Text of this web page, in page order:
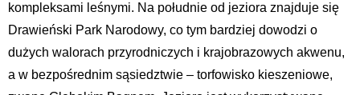
kompleksami leśnymi. Na południe od jeziora znajduje się
Drawieński Park Narodowy, co tym bardziej dowodzi o
dużych walorach przyrodniczych i krajobrazowych akwenu,
a w bezpośrednim sąsiedztwie – torfowisko kieszeniowe,